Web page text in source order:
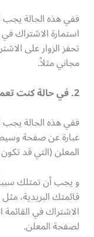
ففي هذه الحالة
استمارة الاشتراك
تحفز الزوار على
مجاني مثلاً.
2. في حالة كنت تعمل في مجال التسويق بالعمولة
عبارة عن صفحة
المعلن (التي قد
و يجب أن تمتلك سبباً
قائمتك البريدية،
الاشتراك في
لصفحة المعلن.